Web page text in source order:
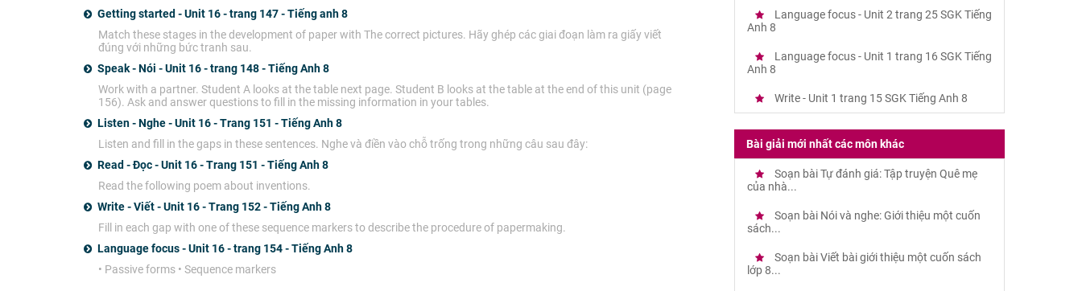
Getting started - Unit 16 - trang 147 - Tiếng anh 8
Match these stages in the development of paper with The correct pictures. Hãy ghép các giai đoạn làm ra giấy viết
đúng với những bức tranh sau.
Speak - Nói - Unit 16 - trang 148 - Tiếng Anh 8
Work with a partner. Student A looks at the table next page. Student B looks at the table at the end of this unit (page
156). Ask and answer questions to fill in the missing information in your tables.
Listen - Nghe - Unit 16 - Trang 151 - Tiếng Anh 8
Listen and fill in the gaps in these sentences. Nghe và điền vào chỗ trống trong những câu sau đây:
Read - Đọc - Unit 16 - Trang 151 - Tiếng Anh 8
Read the following poem about inventions.
Write - Viết - Unit 16 - Trang 152 - Tiếng Anh 8
Fill in each gap with one of these sequence markers to describe the procedure of papermaking.
Language focus - Unit 16 - trang 154 - Tiếng Anh 8
• Passive forms • Sequence markers
Language focus - Unit 2 trang 25 SGK Tiếng
Anh 8
Language focus - Unit 1 trang 16 SGK Tiếng
Anh 8
Write - Unit 1 trang 15 SGK Tiếng Anh 8
Bài giải mới nhất các môn khác
Soạn bài Tự đánh giá: Tập truyện Quê mẹ
của nhà...
Soạn bài Nói và nghe: Giới thiệu một cuốn
sách...
Soạn bài Viết bài giới thiệu một cuốn sách
lớp 8...